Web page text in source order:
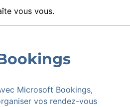
vous vous.
Microsoft Bookings,
vos rendez-vous